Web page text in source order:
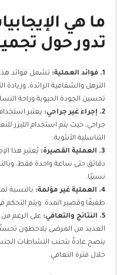
ما هي
تدور حول
1. فوائد العملية:
تشمل فوائد
الترهل والشفافية الزائدة،
تحسين الجودة الحيوية وراحة
2. إجراء غير جراحي:
يعتبر
جراحي، حيث يتم استخدام الليزر
التناسلية الأنثوية.
3. العملية القصيرة:
يُعتبر هذا
دقائق حتى ساعة واحدة فقط.
نسبيًا.
4. العملية غير مؤلمة:
بالنسبة
طفيفًا وقصير المدة. ويتم التحكم
5. النتائج والتعافي:
على الرغم
العديد من المرضى يلاحظون
ينصح عادةً بتجنب النشاطات
خلال فترة التعافي.